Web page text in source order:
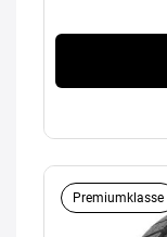
Premiumklasse